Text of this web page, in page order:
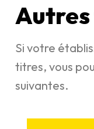
Si votre
titres, vous
suivantes.